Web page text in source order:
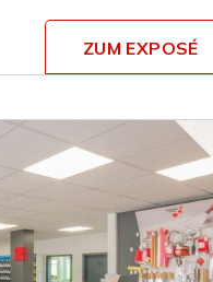
ZUM EXPOSÉ